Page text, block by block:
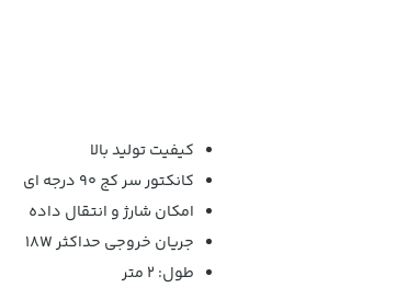
کیفیت تولید بالا
کانکتور سر کج 90 درجه ای
امکان شارژ و انتقال داده
جریان خروجی حداکثر 18W
طول: 2 متر